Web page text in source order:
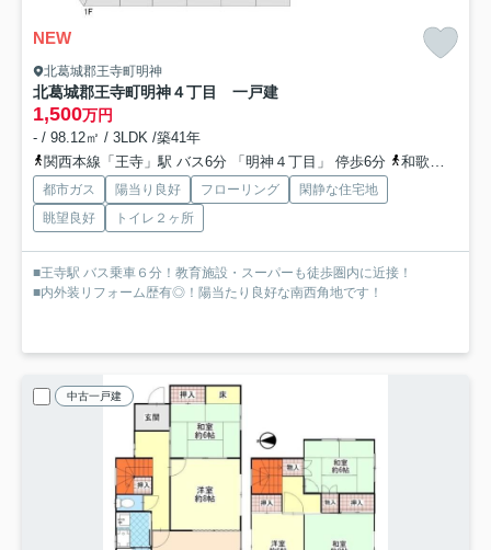
NEW
北葛城郡王寺町明神
北葛城郡王寺町明神４丁目 一戸建
1,500万円
- / 98.12㎡ / 3LDK /築41年
関西本線「王寺」駅 バス6分 「明神４丁目」 停歩6分
和歌山線「畠田」駅 徒歩21分
都市ガス 陽当り良好 フローリング
閑静な住宅地
眺望良好
トイレ２ヶ所
■王寺駅 バス乗車６分！教育施設・スーパーも徒歩圏内に近接！
■内外装リフォーム歴有◎！陽当たり良好な南西角地です！
中古一戸建